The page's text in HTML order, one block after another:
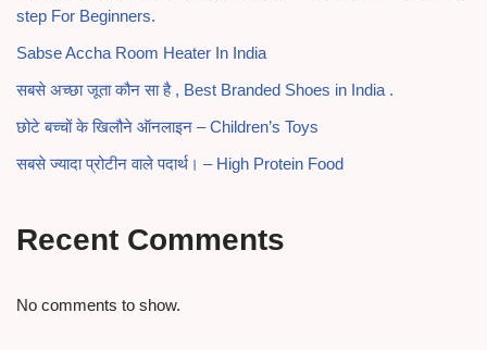
step For Beginners.
Sabse Accha Room Heater In India
सबसे अच्छा जूता कौन सा है , Best Branded Shoes in India .
छोटे बच्चों के खिलौने ऑनलाइन – Children’s Toys
सबसे ज्यादा प्रोटीन वाले पदार्थ। – High Protein Food
Recent Comments
No comments to show.